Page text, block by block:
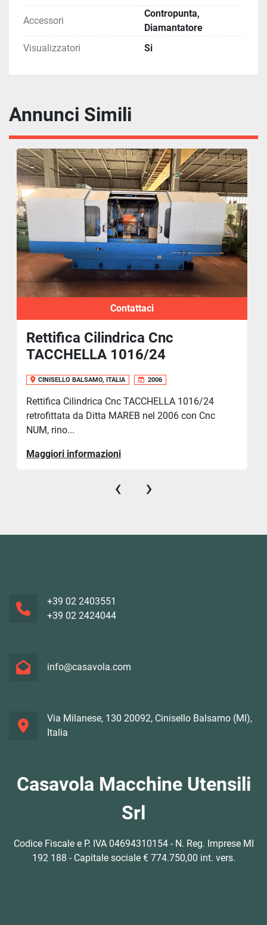
Accessori
Contropunta,
Diamantatore
Visualizzatori
Si
Annunci Simili
Contattaci
Rettifica Cilindrica Cnc
TACCHELLA 1016/24
CINISELLO BALSAMO, ITALIA 2006
Rettifica Cilindrica Cnc TACCHELLA 1016/24
retrofittata da Ditta MAREB nel 2006 con Cnc
NUM, rino...
Maggiori informazioni
‹ ›
+39 02 2403551
+39 02 2424044
info@casavola.com
Via Milanese, 130 20092, Cinisello Balsamo (MI),
Italia
Casavola Macchine Utensili
Srl
Codice Fiscale e P. IVA 04694310154 - N. Reg. Imprese MI
192 188 - Capitale sociale € 774.750,00 int. vers.